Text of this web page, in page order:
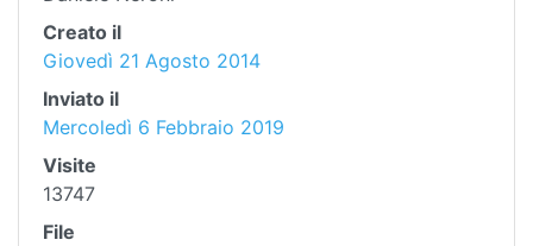
Creato il
Giovedì 21 Agosto 2014
Inviato il
Mercoledì 6 Febbraio 2019
Visite
13747
File